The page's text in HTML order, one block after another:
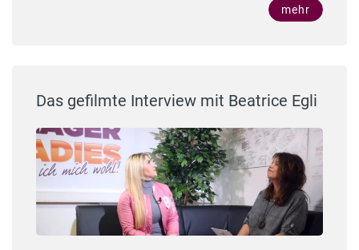
mehr
Das gefilmte Interview mit Beatrice Egli